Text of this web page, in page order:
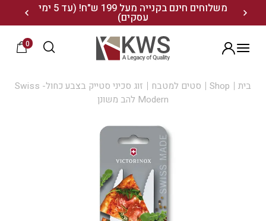
משלוחים חינם בקנייה מעל 199 ש"ח! (עד 5 ימי
עסקים) 20% הנחה על מגוון התיקים השוויצריים לחצו כאן>>
0
בית Shop סטים למטבח
זוג סכיני סטייק בצבע כחול- Swiss
Modern להב משונן